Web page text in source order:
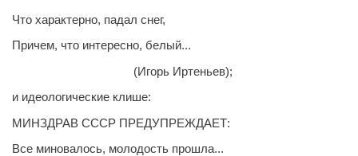
Что характерно, падал снег,
Причем, что интересно, белый...
(Игорь Иртеньев);
и идеологические клише:
МИНЗДРАВ СССР ПРЕДУПРЕЖДАЕТ:
Все миновалось, молодость прошла...